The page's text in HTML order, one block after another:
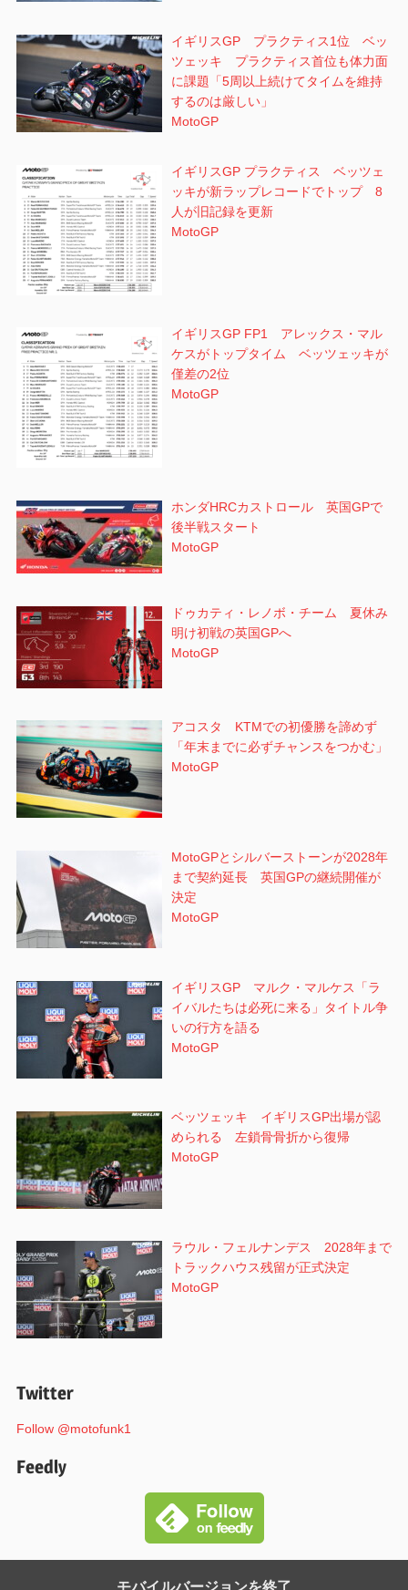
イギリスGP プラクティス1位 ベッ
ツェッキ プラクティス首位も体力面
に課題「5周以上続けてタイムを維持
するのは厳しい」
MotoGP
イギリスGP プラクティス ベッツェ
ッキが新ラップレコードでトップ 8
人が旧記録を更新
MotoGP
イギリスGP FP1 アレックス・マル
ケスがトップタイム ベッツェッキが
僅差の2位
MotoGP
ホンダHRCカストロール 英国GPで
後半戦スタート
MotoGP
ドゥカティ・レノボ・チーム 夏休み
明け初戦の英国GPへ
MotoGP
アコスタ KTMでの初優勝を諦めず
「年末までに必ずチャンスをつかむ」
MotoGP
MotoGPとシルバーストーンが2028年
まで契約延長 英国GPの継続開催が
決定
MotoGP
イギリスGP マルク・マルケス「ラ
イバルたちは必死に来る」タイトル争
いの行方を語る
MotoGP
ベッツェッキ イギリスGP出場が認
められる 左鎖骨骨折から復帰
MotoGP
ラウル・フェルナンデス 2028年まで
トラックハウス残留が正式決定
MotoGP
Twitter
Follow @motofunk1
Feedly
モバイルバージョンを終了